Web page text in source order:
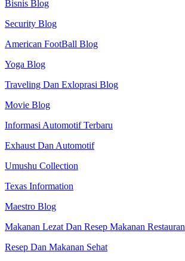
Bisnis Blog
Security Blog
American FootBall Blog
Yoga Blog
Traveling Dan Exloprasi Blog
Movie Blog
Informasi Automotif Terbaru
Exhaust Dan Automotif
Umushu Collection
Texas Information
Maestro Blog
Makanan Lezat Dan Resep Makanan Restauran
Resep Dan Makanan Sehat